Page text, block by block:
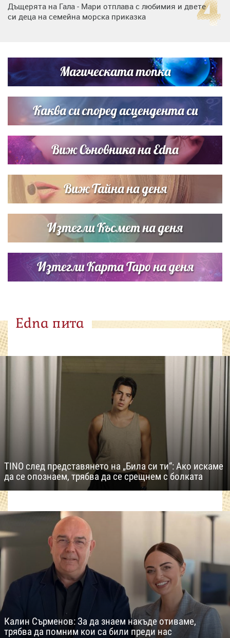
Дъщерята на Гала - Мари отплава с любимия и двете
си деца на семейна морска приказка
Димов издадоха своето любимо място
Дъщерята на Тодор Батков вдигна сватба, Стоичков и
Братя Аргирови я изненадаха с песен
Магическата топка
Каква си според асцендента си
Виж Съновника на Edna
Виж Тайна на деня
Изтегли Късмет на деня
Изтегли Карта Таро на деня
Edna пита
TINO след представянето на „Била си ти“: Ако искаме
да се опознаем, трябва да се срещнем с болката
Калин Сърменов: За да знаем накъде отиваме,
трябва да помним кои са били преди нас